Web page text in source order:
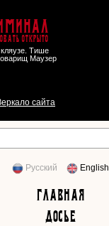
открыто
Тише
Маузер
сайта
Русский English
Главная
Досье